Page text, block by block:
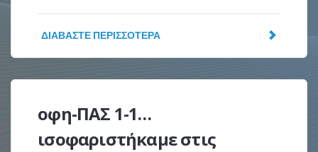
ΔΙΑΒΆΣΤΕ ΠΕΡΙΣΣΌΤΕΡΑ
οφη-ΠΑΣ 1-1…
ισοφαριστήκαμε στις